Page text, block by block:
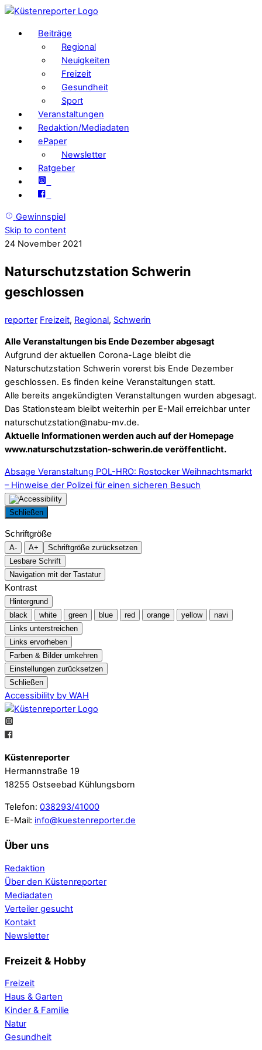
Beiträge
Regional
Neuigkeiten
Freizeit
Gesundheit
Sport
Veranstaltungen
Redaktion/Mediadaten
ePaper
Newsletter
Ratgeber
Gewinnspiel
Skip to content
24 November 2021
Naturschutzstation Schwerin
geschlossen
reporter Freizeit, Regional, Schwerin
Alle Veranstaltungen bis Ende Dezember abgesagt
Aufgrund der aktuellen Corona-Lage bleibt die
Naturschutzstation Schwerin vorerst bis Ende Dezember
geschlossen. Es finden keine Veranstaltungen statt.
Alle bereits angekündigten Veranstaltungen wurden abgesagt.
Das Stationsteam bleibt weiterhin per E-Mail erreichbar unter
naturschutzstation@nabu-mv.de.
Aktuelle Informationen werden auch auf der Homepage
www.naturschutzstation-schwerin.de veröffentlicht.
Absage Veranstaltung POL-HRO: Rostocker Weihnachtsmarkt
– Hinweise der Polizei für einen sicheren Besuch
Schließen
Schriftgröße
A- A+
Schriftgröße zurücksetzen
Lesbare Schrift
Navigation mit der Tastatur
Kontrast
Hintergrund
black
white green blue red orange yellow
navi
Links unterstreichen
Links ervorheben
Farben & Bilder umkehren
Einstellungen zurücksetzen
Schließen
Accessibility by WAH
Küstenreporter
Hermannstraße 19
18255 Ostseebad Kühlungsborn
Telefon: 038293/41000
E-Mail: info@kuestenreporter.de
Über uns
Redaktion
Über den Küstenreporter
Mediadaten
Verteiler gesucht
Kontakt
Newsletter
Freizeit & Hobby
Freizeit
Haus & Garten
Kinder & Familie
Natur
Gesundheit